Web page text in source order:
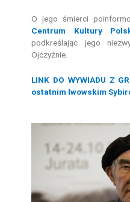
O jego śmierci
Centrum Kultury
podkreślając jego
Ojczyźnie.
LINK DO WYWIADU Z
ostatnim lwowskim